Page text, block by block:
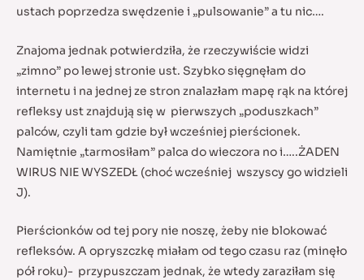
ustach poprzedza swędzenie i „pulsowanie” a tu nic….
Znajoma jednak potwierdziła, że rzeczywiście widzi
„zimno” po lewej stronie ust. Szybko sięgnęłam do
internetu i na jednej ze stron znalazłam mapę rąk na której
refleksy ust znajdują się w pierwszych „poduszkach”
palców, czyli tam gdzie był wcześniej pierścionek.
Namiętnie „tarmosiłam” palca do wieczora no i…..ŻADEN
WIRUS NIE WYSZEDŁ (choć wcześniej wszyscy go widzieli
J).
Pierścionków od tej pory nie noszę, żeby nie blokować
refleksów. A opryszczkę miałam od tego czasu raz (minęło
pół roku)- przypuszczam jednak, że wtedy zaraziłam się